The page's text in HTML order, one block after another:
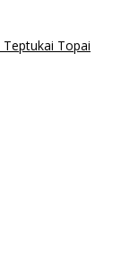
Teptukai Topai